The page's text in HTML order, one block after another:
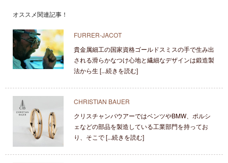
オススメ関連記事！
FURRER-JACOT
貴金属細工の国家資格ゴールドスミスの手で生み出
される滑らかなつけ心地と繊細なデザインは鍛造製
法から生 [...続きを読む]
CHRISTIAN BAUER
クリスチャンバウアーではベンツやBMW、ポルシ
ェなどの部品を製造している工業部門を持ってお
り、そこで [...続きを読む]